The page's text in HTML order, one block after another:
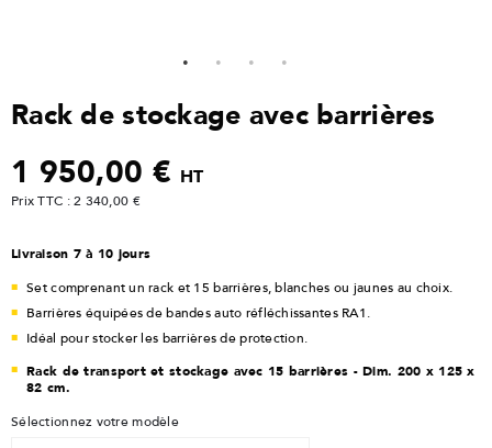
Rack de stockage avec barrières
1 950,00 € HT
Prix TTC : 2 340,00 €
Livraison 7 à 10 jours
Set comprenant un rack et 15 barrières, blanches ou jaunes au choix.
Barrières équipées de bandes auto réfléchissantes RA1.
Idéal pour stocker les barrières de protection.
Rack de transport et stockage avec 15 barrières - Dim. 200 x 125 x
82 cm.
Sélectionnez votre modèle